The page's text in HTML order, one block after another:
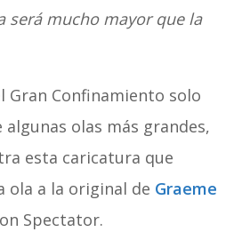
será mucho mayor que la
Gran Confinamiento solo
algunas olas más grandes,
esta caricatura que
ola a la original de Graeme
Spectator.